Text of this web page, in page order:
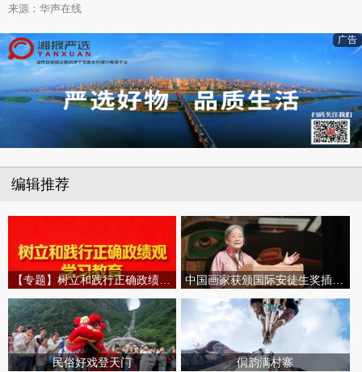
来源：华声在线
广告
编辑推荐
民俗好戏登天门 侗韵满村寨